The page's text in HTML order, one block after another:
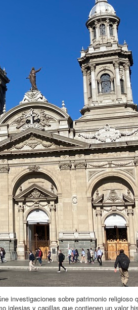
investigaciones sobre patrimonio religioso
iglesias y capillas que contienen un valor